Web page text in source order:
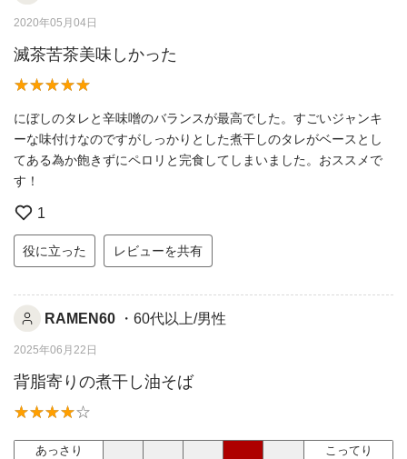
2020年05月04日
滅茶苦茶美味しかった
にぼしのタレと辛味噌のバランスが最高でした。すごいジャンキ
ーな味付けなのですがしっかりとした煮干しのタレがベースとし
てある為か飽きずにペロリと完食してしまいました。おススメで
す！
1
役に立った レビューを共有
RAMEN60 ・60代以上/男性
2025年06月22日
背脂寄りの煮干し油そば
あっさり こってり